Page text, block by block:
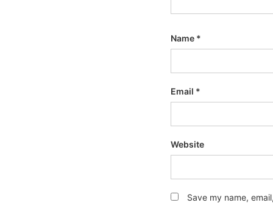
Name *
Email *
Website
Save my name,